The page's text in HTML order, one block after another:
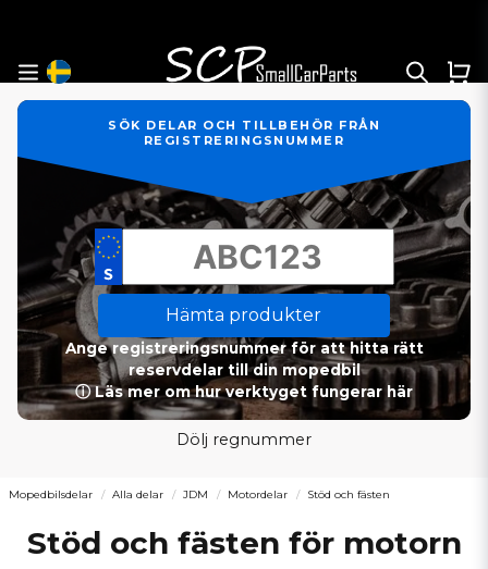
SÖK DELAR OCH TILLBEHÖR FRÅN
REGISTRERINGSNUMMER
Hämta produkter
Ange registreringsnummer för att hitta rätt
reservdelar till din mopedbil
ⓘ Läs mer om hur verktyget fungerar här
Dölj regnummer
Mopedbilsdelar Alla delar JDM Motordelar Stöd och fästen
Stöd och fästen för motorn